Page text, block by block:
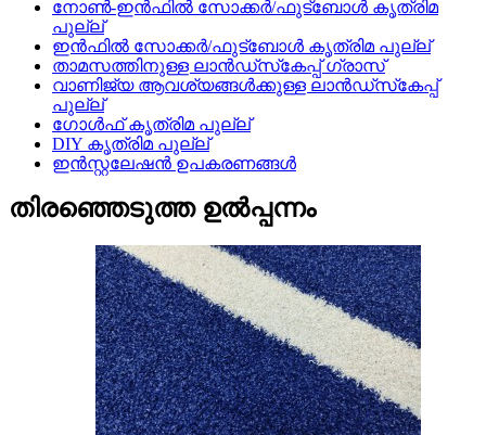
നോൺ-ഇൻഫിൽ സോക്കർ/ഫുട്ബോൾ കൃത്രിമ
പുല്ല്
ഇൻഫിൽ സോക്കർ/ഫുട്ബോൾ കൃത്രിമ പുല്ല്
താമസത്തിനുള്ള ലാൻഡ്‌സ്‌കേപ്പ് ഗ്രാസ്
വാണിജ്യ ആവശ്യങ്ങൾക്കുള്ള ലാൻഡ്‌സ്‌കേപ്പ്
പുല്ല്
ഗോൾഫ് കൃത്രിമ പുല്ല്
DIY കൃത്രിമ പുല്ല്
ഇൻസ്റ്റലേഷൻ ഉപകരണങ്ങൾ
തിരഞ്ഞെടുത്ത ഉൽപ്പന്നം